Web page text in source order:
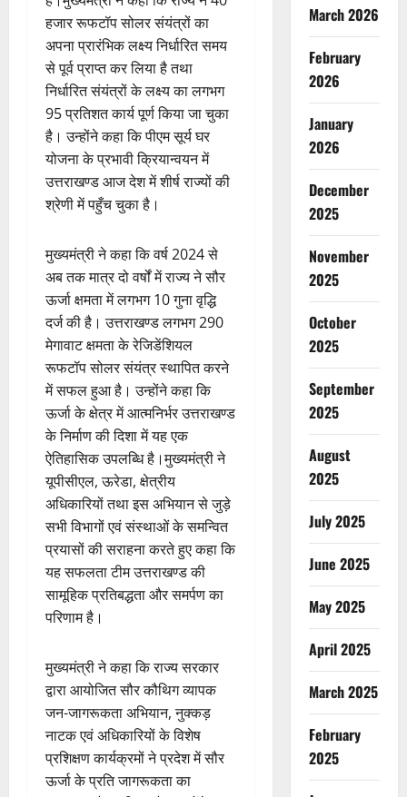
हजार रूफटॉप सोलर संयंत्रों का
अपना प्रारंभिक लक्ष्य निर्धारित समय
से पूर्व प्राप्त कर लिया है तथा
निर्धारित संयंत्रों के लक्ष्य का लगभग
95 प्रतिशत कार्य पूर्ण किया जा चुका
है। उन्होंने कहा कि पीएम सूर्य घर
योजना के प्रभावी क्रियान्वयन में
उत्तराखण्ड आज देश में शीर्ष राज्यों की
श्रेणी में पहुँच चुका है।
मुख्यमंत्री ने कहा कि वर्ष 2024 से
अब तक मात्र दो वर्षों में राज्य ने सौर
ऊर्जा क्षमता में लगभग 10 गुना वृद्धि
दर्ज की है। उत्तराखण्ड लगभग 290
मेगावाट क्षमता के रेजिडेंशियल
रूफटॉप सोलर संयंत्र स्थापित करने
में सफल हुआ है। उन्होंने कहा कि
ऊर्जा के क्षेत्र में आत्मनिर्भर उत्तराखण्ड
के निर्माण की दिशा में यह एक
ऐतिहासिक उपलब्धि है।मुख्यमंत्री ने
यूपीसीएल, ऊरेडा, क्षेत्रीय
अधिकारियों तथा इस अभियान से जुड़े
सभी विभागों एवं संस्थाओं के समन्वित
प्रयासों की सराहना करते हुए कहा कि
यह सफलता टीम उत्तराखण्ड की
सामूहिक प्रतिबद्धता और समर्पण का
परिणाम है।
मुख्यमंत्री ने कहा कि राज्य सरकार
द्वारा आयोजित सौर कौथिग व्यापक
जन-जागरूकता अभियान, नुक्कड़
नाटक एवं अधिकारियों के विशेष
प्रशिक्षण कार्यक्रमों ने प्रदेश में सौर
ऊर्जा के प्रति जागरूकता का
March 2026
February
2026
January
2026
December
2025
November
2025
October
2025
September
2025
August
2025
July 2025
June 2025
May 2025
April 2025
March 2025
February
2025